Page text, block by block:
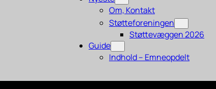
Om, Kontakt
Støtteforeningen
Støttevæggen 2026
Guide
Indhold – Emneopdelt